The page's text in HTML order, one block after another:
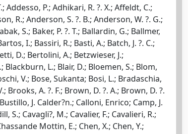
D.; Moreno, G.; Morgado, N.; Morriss, S. ?. R.; Mossavi, K.; Mours, B.; Mow Lowry, C. ?. M.; Mueller, C. ?. L.; Mueller, G.; Mukherjee, S.; Mullavey, A.; Munch, J.; Murphy, D.; Murray, P. ?. G.; Mytidis, A.; Nagy, M. ?. F.; Nanda Kumar, D.; Nardecchia, I.; Naticchioni, L.; Nayak, R. ?. K.; Necula, V.; Nelemans, G.; Neri, I.; Neri, M.; Newton, G.; Nguyen, T.; Nitz, A.; Nocera, F.; Nolting, D.; Normandin, M. ?. E. ?. N.; Nuttall, L. ?. K.; Ochsner, E.; O?dell, J.; Oelker, E.; J. ?. J., Oh; S. ?. H., Oh; Ohme, F.; Oppermann, P.; O?reilly, B.; O?shaughnessy, R.; Osthelder, C.; Ottaway, D. ?. J.; Ottens, R. ?. S.; Overmier, H.; Owen, B. ?. J.; Padilla, C.; Pai, A.; Palashov, O.; Palomba, C.; Pan, H.; Pan, Y.; Pankow, C.; Paoletti, F.; Paoletti, R.; Paris, H.; Pasqualetti, A.; Passaquieti, R.; Passuello, D.; Pedraza, M.; Penn, S.; Perreca, A.; Phelps, M.; Pichot, M.; Pickenpack, M.; Piergiovanni, F.; Pierro, V.; Pinard, L.; Pinto, I. ?. M.; Pitkin, M.; Poeld, J.; Poggiani, R.; Poteomkin, A.; Powell, J.; Prasad, J.; Premachandra, S.; Prestegard, T.; Price, L. ?. R.; Prijatelj, M.; Privitera, S.; Prodi, G. ?. A.; Prokhorov, L.; Puncken, O.; Punturo, M.; Puppo, P.; Qin, J.; Quetschke, V.; Quintero, E.; Quiroga, G.; Quitzow James, R.; Raab, F. ?. J.; Rabeling, D. ?. S.; R?cz, I.; Radkins, H.; Raffai, P.; Raja, S.; Rajalakshmi, G.; Rakhmanov, M.; Ramet, C.; Ramirez, K.; Rapagnani, P.; Raymond, V.; Re, V.; Read, J.; Reed, C. ?. M.; Regimbau, T.; Reid, S.; Reitze, D. ?. H.; Rhoades, E.; Ricci, F.; Riles, K.; Robertson, N. ?. A.; Robinet, F.; Rocchi, A.; Rodruck, M.; Rolland, L.; Rollins, J. ?. G.; Romano, J. ?. D.; Romano, R.; Romanov, G.; Romie, J. ?. H.; Rosi?ska, D.; Rowan, S.; R?diger, A.; Ruggi, P.; Ryan, K.; Salemi, F.; Sammut, L.; Sandberg, V.; Sanders, J. ?. R.; Sannibale, V.; Santiago Prieto, I.; Saracco, E.; Sassolas, B.; Sathyaprakash, B. ?. S.; Saulson, P. ?. R.; Savage, R.; Scheuer, J.; Schilling, R.; Schnabel, R.; Schofield, R. ?. M. ?. S.; Schreiber, E.; Schuette, D.; Schutz, B. ?. F.; Scott, J.; Scott, S. ?. M.; Sellers, D.; Sengupta, A. ?. S.; Sentenac, D.; Sequino, V.; Sergeev, A.; Shaddock, D.; Shah, S.; Shahriar, M. ?. S.; Shaltev, M.; Shapiro, B.; Shawhan, P.; Shoemaker, D. ?. H.; Sidery, T. ?. L.; Siellez, K.; Siemens, X.; Sigg, D.; Simakov, D.; Singer, A.; Singer, L.; Singh, R.; Sintes, A. ?. M.; Slagmolen, B. ?. J. ?. J.; Slutsky, J